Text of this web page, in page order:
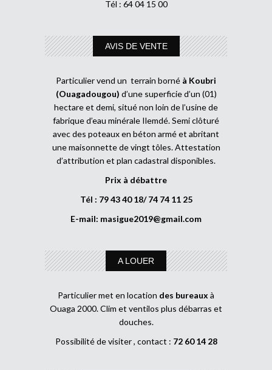
Tél : 64 04 15 00
AVIS DE VENTE
Particulier vend un terrain borné à Koubri
(Ouagadougou) d’une superficie d’un (01)
hectare et demi, situé non loin de l’usine de
fabrique d’eau minérale Ilemdé. Semi clôturé
avec des poteaux en béton armé et abritant
une maisonnette de vingt tôles. Attestation
d’attribution et plan cadastral disponibles.
Prix à débattre
Tél : 79 43 40 18/ 74 74 11 25
E-mail: masigue2019@gmail.com
A LOUER
Particulier met en location des bureaux à
Ouaga 2000. Clim et ventilos plus débarras et
douches.
Possibilité de visiter , contact : 72 60 14 28